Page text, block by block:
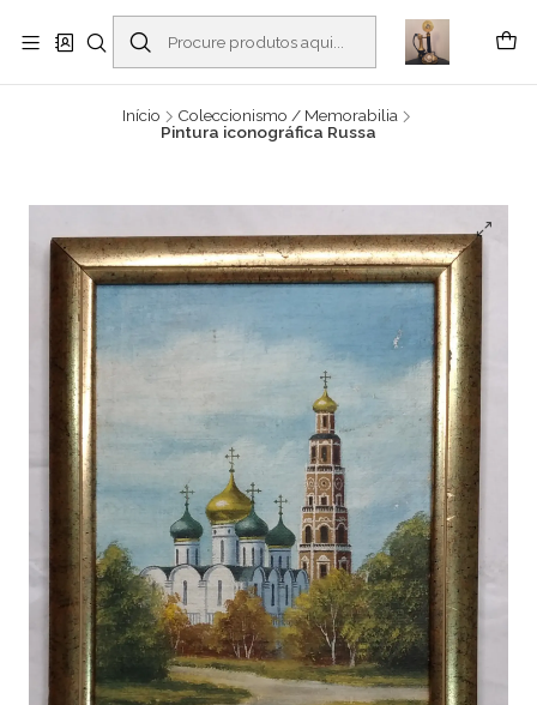
Buscantiguidades - Leilões. Colecionismo e antiguidades em Viana do
Castelo -
Ler mais
Início
Coleccionismo / Memorabilia
Pintura iconográfica Russa